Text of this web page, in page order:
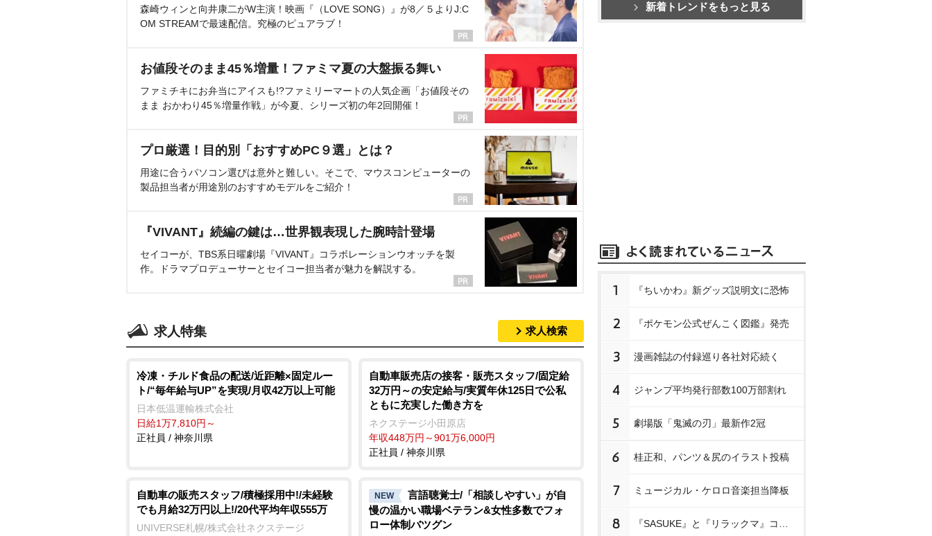
森崎ウィンと向井康二がW主演！映画『（LOVE SONG）』が8／５よりJ:C
OM STREAMで最速配信。究極のピュアラブ！
お値段そのまま45％増量！ファミマ夏の大盤振る舞い
ファミチキにお弁当にアイスも!?ファミリーマートの人気企画「お値段その
まま おかわり45％増量作戦」が今夏、シリーズ初の年2回開催！
プロ厳選！目的別「おすすめPC９選」とは？
用途に合うパソコン選びは意外と難しい。そこで、マウスコンピューターの
製品担当者が用途別のおすすめモデルをご紹介！
『VIVANT』続編の鍵は…世界観表現した腕時計登場
セイコーが、TBS系日曜劇場『VIVANT』コラボレーションウオッチを製
作。ドラマプロデューサーとセイコー担当者が魅力を解説する。
求人特集 求人検索
冷凍・チルド食品の配送/近距離×固定ルー
ト/“毎年給与UP”を実現/月収42万以上可能
日本低温運輸株式会社
日給1万7,810円～
正社員 / 神奈川県
自動車販売店の接客・販売スタッフ/固定給
32万円～の安定給与/実質年休125日で公私
ともに充実した働き方を
ネクステージ小田原店
年収448万円～901万6,000円
正社員 / 神奈川県
自動車の販売スタッフ/積極採用中!/未経験
でも月給32万円以上!/20代平均年収555万
UNIVERSE札幌/株式会社ネクステージ
NEW
言語聴覚士/「相談しやすい」が自
慢の温かい職場ベテラン&女性多数でフォ
ロー体制バツグン
新着トレンドをもっと見る
1 『ちいかわ』新グッズ説明文に恐怖
2 『ポケモン公式ぜんこく図鑑』発売
3 漫画雑誌の付録巡り各社対応続く
4 ジャンプ平均発行部数100万部割れ
5 劇場版「鬼滅の刃」最新作2冠
6 桂正和、パンツ＆尻のイラスト投稿
7 ミュージカル・ケロロ音楽担当降板
8